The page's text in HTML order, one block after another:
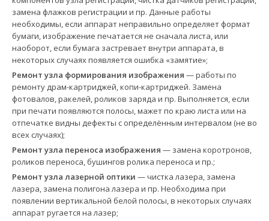
замена флажков регистрации и пр. Данные работы
необходимы, если аппарат неправильно определяет формат
бумаги, изображение печатается не сначала листа, или
наоборот, если бумага застревает внутри аппарата, в
некоторых случаях появляется ошибка «замятие»;
Ремонт узла формирования изображения — работы по
ремонту драм-картриджей, копи-картриджей. Замена
фотовалов, ракелей, роликов заряда и пр. Выполняется, если
при печати появляются полосы, мажет по краю листа или на
отпечатке видны дефекты с определённым интервалом (не во
всех случаях);
Ремонт узла переноса изображения — замена коротронов,
роликов переноса, бушингов ролика переноса и пр.;
Ремонт узла лазерной оптики — чистка лазера, замена
лазера, замена полигона лазера и пр. Необходима при
появлении вертикальной белой полосы, в некоторых случаях
аппарат ругается на лазер;